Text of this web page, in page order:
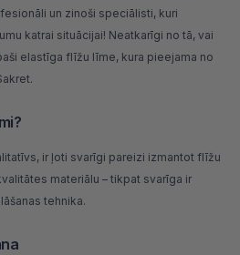
un zinoši speciālisti, kuri
katrai situācijai! Neatkarīgi no tā, vai
elastīga flīžu līme, kura pieejama no
.
ir ļoti svarīgi pareizi izmantot flīžu
materiālu – tikpat svarīga ir
tehnika.